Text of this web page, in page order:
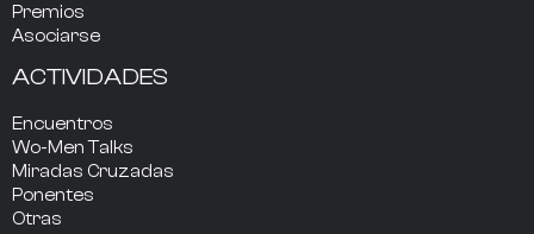
Premios
Asociarse
ACTIVIDADES
Encuentros
Wo-Men Talks
Miradas Cruzadas
Ponentes
Otras